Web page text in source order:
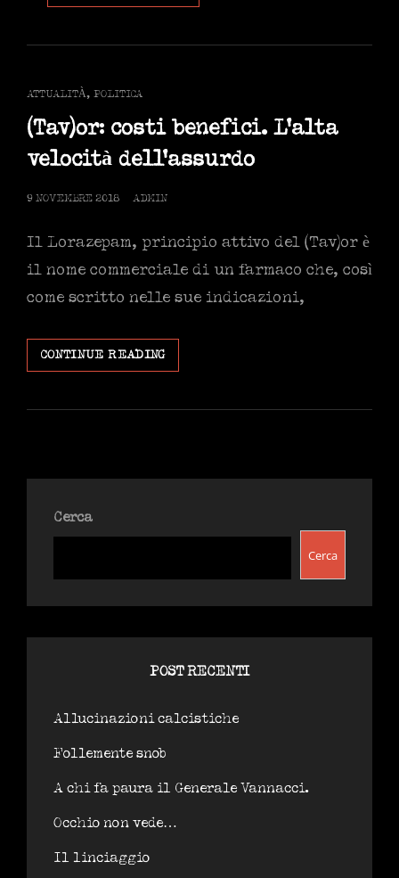
FORZA
UN
CAT
LINKS
ATTUALITÀ, POLITICA
(Tav)or: costi benefici. L’alta
velocità dell’assurdo
POSTED
9 NOVEMBRE 2018 ADMIN
Il Lorazepam, principio attivo del (Tav)or è
il nome commerciale di un farmaco che, così
come scritto nelle sue indicazioni,
CONTINUE READING(TAV)OR:
COSTI
L’ALTA
Cerca
Cerca
POST RECENTI
Allucinazioni calcistiche
Follemente snob
A chi fa paura il Generale Vannacci.
Occhio non vede…
Il linciaggio